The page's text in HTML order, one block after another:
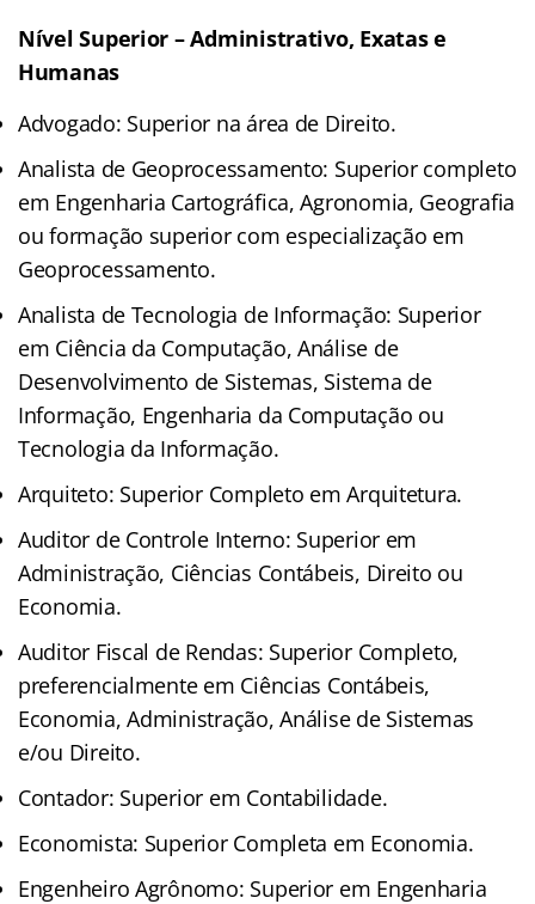
Nível Superior – Administrativo, Exatas e
Humanas
Advogado: Superior na área de Direito.
Analista de Geoprocessamento: Superior completo
em Engenharia Cartográfica, Agronomia, Geografia
ou formação superior com especialização em
Geoprocessamento.
Analista de Tecnologia de Informação: Superior
em Ciência da Computação, Análise de
Desenvolvimento de Sistemas, Sistema de
Informação, Engenharia da Computação ou
Tecnologia da Informação.
Arquiteto: Superior Completo em Arquitetura.
Auditor de Controle Interno: Superior em
Administração, Ciências Contábeis, Direito ou
Economia.
Auditor Fiscal de Rendas: Superior Completo,
preferencialmente em Ciências Contábeis,
Economia, Administração, Análise de Sistemas
e/ou Direito.
Contador: Superior em Contabilidade.
Economista: Superior Completa em Economia.
Engenheiro Agrônomo: Superior em Engenharia